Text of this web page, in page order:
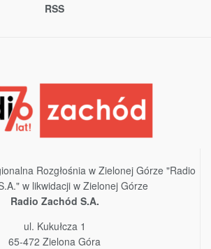
RSS
Rozgłośnia w Zielonej Górze "Radio
w likwidacji w Zielonej Górze
Radio Zachód S.A.
ul. Kukułcza 1
65-472 Zielona Góra